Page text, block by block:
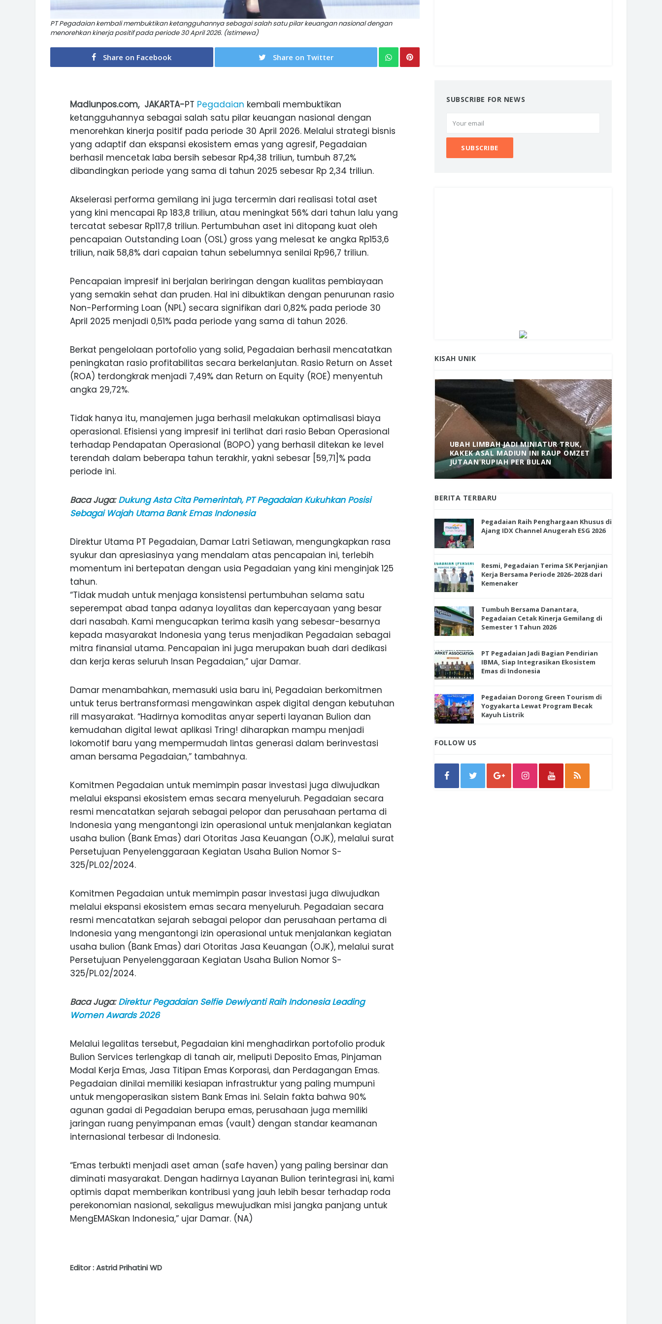
PT Pegadaian kembali membuktikan ketangguhannya sebagai salah satu pilar keuangan nasional dengan
menorehkan kinerja positif pada periode 30 April 2026. (Istimewa)
Share on Facebook Share on Twitter
Madiunpos.com, JAKARTA-PT Pegadaian kembali membuktikan
ketangguhannya sebagai salah satu pilar keuangan nasional dengan
menorehkan kinerja positif pada periode 30 April 2026. Melalui strategi bisnis
yang adaptif dan ekspansi ekosistem emas yang agresif, Pegadaian
berhasil mencetak laba bersih sebesar Rp4,38 triliun, tumbuh 87,2%
dibandingkan periode yang sama di tahun 2025 sebesar Rp 2,34 triliun.
Akselerasi performa gemilang ini juga tercermin dari realisasi total aset
yang kini mencapai Rp 183,8 triliun, atau meningkat 56% dari tahun lalu yang
tercatat sebesar Rp117,8 triliun. Pertumbuhan aset ini ditopang kuat oleh
pencapaian Outstanding Loan (OSL) gross yang melesat ke angka Rp153,6
triliun, naik 58,8% dari capaian tahun sebelumnya senilai Rp96,7 triliun.
Pencapaian impresif ini berjalan beriringan dengan kualitas pembiayaan
yang semakin sehat dan pruden. Hal ini dibuktikan dengan penurunan rasio
Non-Performing Loan (NPL) secara signifikan dari 0,82% pada periode 30
April 2025 menjadi 0,51% pada periode yang sama di tahun 2026.
Berkat pengelolaan portofolio yang solid, Pegadaian berhasil mencatatkan
peningkatan rasio profitabilitas secara berkelanjutan. Rasio Return on Asset
(ROA) terdongkrak menjadi 7,49% dan Return on Equity (ROE) menyentuh
angka 29,72%.
Tidak hanya itu, manajemen juga berhasil melakukan optimalisasi biaya
operasional. Efisiensi yang impresif ini terlihat dari rasio Beban Operasional
terhadap Pendapatan Operasional (BOPO) yang berhasil ditekan ke level
terendah dalam beberapa tahun terakhir, yakni sebesar [59,71]% pada
periode ini.
Baca Juga:Dukung Asta Cita Pemerintah, PT Pegadaian Kukuhkan Posisi
Sebagai Wajah Utama Bank Emas Indonesia
Direktur Utama PT Pegadaian, Damar Latri Setiawan, mengungkapkan rasa
syukur dan apresiasinya yang mendalam atas pencapaian ini, terlebih
momentum ini bertepatan dengan usia Pegadaian yang kini menginjak 125
tahun.
“Tidak mudah untuk menjaga konsistensi pertumbuhan selama satu
seperempat abad tanpa adanya loyalitas dan kepercayaan yang besar
dari nasabah. Kami mengucapkan terima kasih yang sebesar-besarnya
kepada masyarakat Indonesia yang terus menjadikan Pegadaian sebagai
mitra finansial utama. Pencapaian ini juga merupakan buah dari dedikasi
dan kerja keras seluruh Insan Pegadaian,” ujar Damar.
Damar menambahkan, memasuki usia baru ini, Pegadaian berkomitmen
untuk terus bertransformasi mengawinkan aspek digital dengan kebutuhan
rill masyarakat. “Hadirnya komoditas anyar seperti layanan Bulion dan
kemudahan digital lewat aplikasi Tring! diharapkan mampu menjadi
lokomotif baru yang mempermudah lintas generasi dalam berinvestasi
aman bersama Pegadaian,” tambahnya.
Komitmen Pegadaian untuk memimpin pasar investasi juga diwujudkan
melalui ekspansi ekosistem emas secara menyeluruh. Pegadaian secara
resmi mencatatkan sejarah sebagai pelopor dan perusahaan pertama di
Indonesia yang mengantongi izin operasional untuk menjalankan kegiatan
usaha bulion (Bank Emas) dari Otoritas Jasa Keuangan (OJK), melalui surat
Persetujuan Penyelenggaraan Kegiatan Usaha Bulion Nomor S-
325/PL.02/2024.
Komitmen Pegadaian untuk memimpin pasar investasi juga diwujudkan
melalui ekspansi ekosistem emas secara menyeluruh. Pegadaian secara
resmi mencatatkan sejarah sebagai pelopor dan perusahaan pertama di
Indonesia yang mengantongi izin operasional untuk menjalankan kegiatan
usaha bulion (Bank Emas) dari Otoritas Jasa Keuangan (OJK), melalui surat
Persetujuan Penyelenggaraan Kegiatan Usaha Bulion Nomor S-
325/PL.02/2024.
Baca Juga:Direktur Pegadaian Selfie Dewiyanti Raih Indonesia Leading
Women Awards 2026
Melalui legalitas tersebut, Pegadaian kini menghadirkan portofolio produk
Bulion Services terlengkap di tanah air, meliputi Deposito Emas, Pinjaman
Modal Kerja Emas, Jasa Titipan Emas Korporasi, dan Perdagangan Emas.
Pegadaian dinilai memiliki kesiapan infrastruktur yang paling mumpuni
untuk mengoperasikan sistem Bank Emas ini. Selain fakta bahwa 90%
agunan gadai di Pegadaian berupa emas, perusahaan juga memiliki
jaringan ruang penyimpanan emas (vault) dengan standar keamanan
internasional terbesar di Indonesia.
“Emas terbukti menjadi aset aman (safe haven) yang paling bersinar dan
diminati masyarakat. Dengan hadirnya Layanan Bulion terintegrasi ini, kami
optimis dapat memberikan kontribusi yang jauh lebih besar terhadap roda
perekonomian nasional, sekaligus mewujudkan misi jangka panjang untuk
MengEMASkan Indonesia,” ujar Damar. (NA)
Editor : Astrid Prihatini WD
SUBSCRIBE FOR NEWS
KISAH UNIK
MANIS, LEGIT, DAN PAHIT, NIKMATNYA
DURIAN SEGULUNG MADIUN
ANAK-ANAK BOJONEGORO DAN
NGANJUK SEKOLAH DI SMPN SARADAN
SEJAK 1996
UBAH LIMBAH JADI MINIATUR TRUK,
KAKEK ASAL MADIUN INI RAUP OMZET
JUTAAN RUPIAH PER BULAN
BERITA TERBARU
Pegadaian Raih Penghargaan Khusus di
Ajang IDX Channel Anugerah ESG 2026
Resmi, Pegadaian Terima SK Perjanjian
Kerja Bersama Periode 2026–2028 dari
Kemenaker
Tumbuh Bersama Danantara,
Pegadaian Cetak Kinerja Gemilang di
Semester 1 Tahun 2026
PT Pegadaian Jadi Bagian Pendirian
IBMA, Siap Integrasikan Ekosistem
Emas di Indonesia
Pegadaian Dorong Green Tourism di
Yogyakarta Lewat Program Becak
Kayuh Listrik
FOLLOW US